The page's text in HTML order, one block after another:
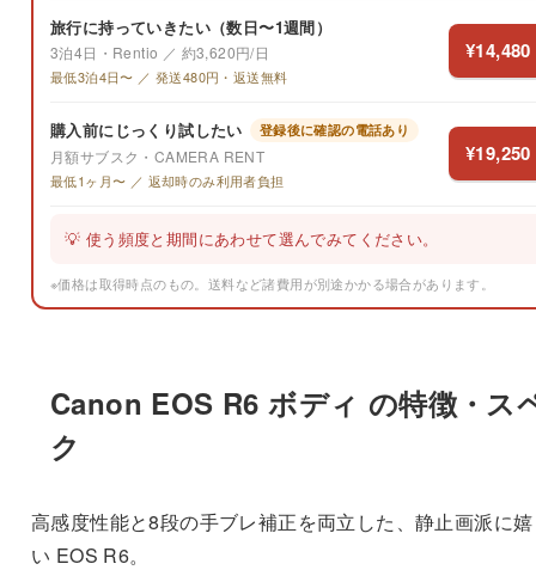
旅行に持っていきたい（数日〜1週間）
3泊4日・Rentio ／ 約3,620円/日
最低3泊4日〜 ／ 発送480円・返送無料
¥14,480
購入前にじっくり試したい 登録後に確認の電話あり
月額サブスク・CAMERA RENT
最低1ヶ月〜 ／ 返却時のみ利用者負担
¥19,250
💡 使う頻度と期間にあわせて選んでみてください。
※価格は取得時点のもの。送料など諸費用が別途かかる場合があります。
Canon EOS R6 ボディ の特徴・ス
ク
高感度性能と8段の手ブレ補正を両立した、静止画派に
い EOS R6。